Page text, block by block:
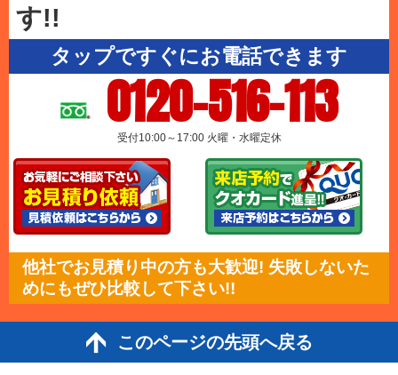
す!!
タップですぐにお電話できます
0120-516-113
受付10:00～17:00 火曜・水曜定休
他社でお見積り中の方も大歓迎! 失敗しないた
めにもぜひ比較して下さい!!
このページの先頭へ戻る